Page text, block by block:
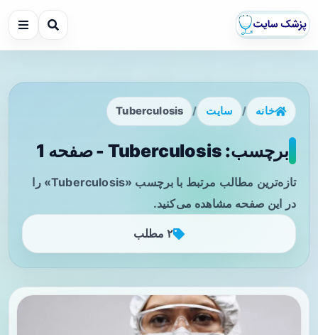
خانه / سایت /
Tuberculosis
برچسب: Tuberculosis - صفحه 1
تازه‌ترین مطالب مرتبط با برچسب «Tuberculosis» را
در این صفحه مشاهده می‌کنید.
۲ مطلب